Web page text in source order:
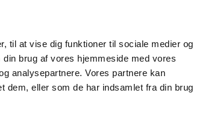
til at vise dig funktioner til sociale medier og
brug af vores hjemmeside med vores
analysepartnere. Vores partnere kan
dem, eller som de har indsamlet fra din brug
Nyheder Om os Kontakt Udgivelser
Apoteker og salg af
Medicinsk